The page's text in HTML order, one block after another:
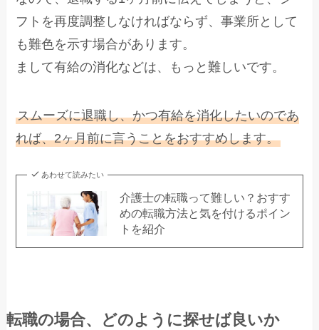
フトを再度調整しなければならず、事業所として
も難色を示す場合があります。
まして有給の消化などは、もっと難しいです。
スムーズに退職し、かつ有給を消化したいのであ
れば、2ヶ月前に言うことをおすすめします。
あわせて読みたい
介護士の転職って難しい？おすす
めの転職方法と気を付けるポイン
トを紹介
転職の場合、どのように探せば良いか